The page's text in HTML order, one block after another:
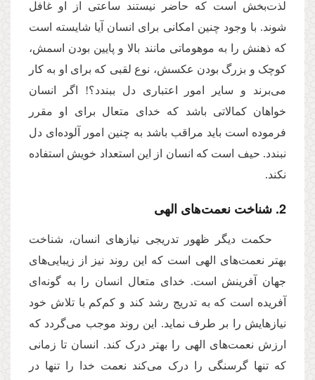
لذت‌بخش است که حاضر نیستند ساعتی از او غافل
شوند. با وجود چنین امکانی برای انسان آیا شایسته است
که ذهنش را به موهوماتی مانند بالا و پایین بودن اسمش،
کوچک و بزرگ بودن عکسش، نوع لقبی که برای او به کار
می‌برند و سایر امور اعتباری دل ببندد؟! اگر انسان
خواهان کمالاتی باشد که خدای متعال برای او مقرر
فرموده است باید مراقب باشد به چنین امور آلوده‌ای دل
نبندد. حیف است که انسان از این استعداد خویش استفاده
نکند.
2. شناخت نعمت‌های الهی
حکمت دیگر ظهور تدریجی نیازهای انسان، شناخت
بهتر نعمت‌های الهی است که این روند نیز از زیبایی‌های
جهان آفرینش است. خدای متعال انسان را به گونه‌ای
آفریده است که به تدریج رشد کند و کم‌کم با تلاش خود
نیازهایش را بر طرف نماید. این روند موجب می‌گردد که
ارزش نعمت‌های الهی را بهتر درک کند. انسان تا زمانی
که تنها گرسنگی را درک می‌کند نعمت خدا را تنها در